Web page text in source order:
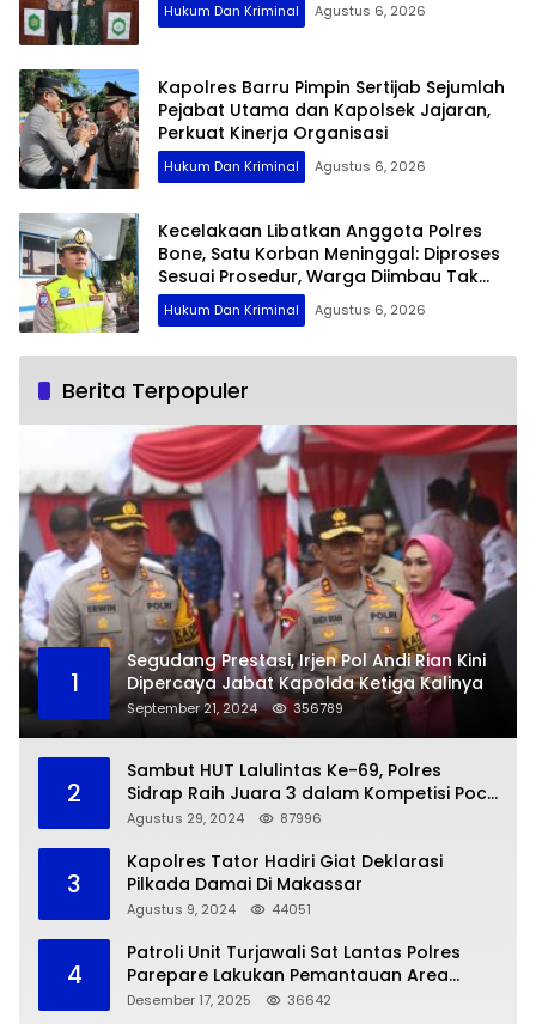
Hukum Dan Kriminal Agustus 6, 2026
Kapolres Barru Pimpin Sertijab Sejumlah
Pejabat Utama dan Kapolsek Jajaran,
Perkuat Kinerja Organisasi
Hukum Dan Kriminal Agustus 6, 2026
Kecelakaan Libatkan Anggota Polres
Bone, Satu Korban Meninggal: Diproses
Sesuai Prosedur, Warga Diimbau Tak
Berspekulasi
Hukum Dan Kriminal Agustus 6, 2026
Berita Terpopuler
1
Segudang Prestasi, Irjen Pol Andi Rian Kini
Dipercaya Jabat Kapolda Ketiga Kalinya
September 21, 2024 356789
2
Sambut HUT Lalulintas Ke-69, Polres
Sidrap Raih Juara 3 dalam Kompetisi Pocil
Zona 5
Agustus 29, 2024 87996
3
Kapolres Tator Hadiri Giat Deklarasi
Pilkada Damai Di Makassar
Agustus 9, 2024 44051
4
Patroli Unit Turjawali Sat Lantas Polres
Parepare Lakukan Pemantauan Area
Larangan Parkir
Desember 17, 2025 36642